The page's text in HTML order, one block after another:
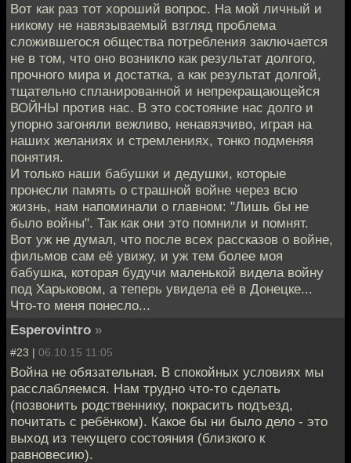
Вот как раз тот хороший вопрос. На мой личный и
никому не навязываемый взгляд проблема
сложившегося общества потребления заключается
не в том, что оно возникло как результат долгого,
прочного мира и достатка, а как результат долгой,
тщательно спланированной и непрекращающейся
ВОЙНЫ против нас. В это состояние нас долго и
упорно загоняли вежливо, ненавязчиво, играя на
наших желаниях и стремлениях, тонко подменяя
понятия.
И только наши бабушки и дедушки, которые
пронесли память о страшной войне через всю
жизнь, нам напоминали о главном: "Лишь бы не
было войны". Так как они это помнили и помнят.
Вот уж не думал, что после всех рассказов о войне,
фильмов сам её увижу, и уж тем более моя
бабушка, которая будучи маленькой видела войну
под Харьковом, а теперь увидела её в Донецке...
Что-то меня понесло...
Esperovintro »
#23 | 06.10.15 11:05
Война не обязательная. В спокойных условиях мы
расслабляемся. Нам трудно что-то сделать
(позвонить родственнику, покрасить подъезд,
почитать с ребёнком). Какое бы ни было дело - это
выход из текущего состояния (близкого к
равновесию).